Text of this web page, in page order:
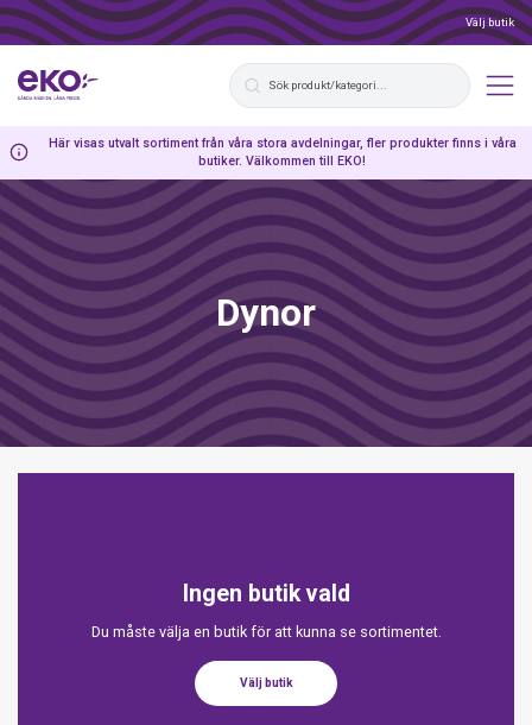
Välj butik
Här visas utvalt sortiment från våra stora avdelningar, fler produkter finns i våra
butiker. Välkommen till EKO!
Dynor
Ingen butik vald
Du måste välja en butik för att kunna se sortimentet.
Välj butik